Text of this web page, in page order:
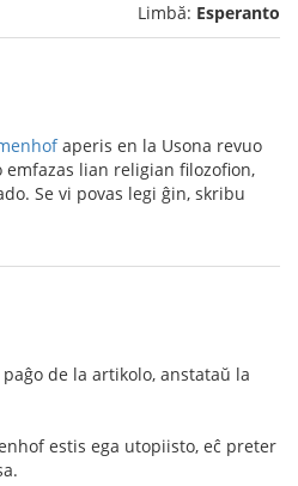
Limbă: Esperanto
aperis en la Usona revuo
emfazas lian religian filozofion,
Se vi povas legi ĝin, skribu
de la artikolo, anstataŭ la
estis ega utopiisto, eĉ preter